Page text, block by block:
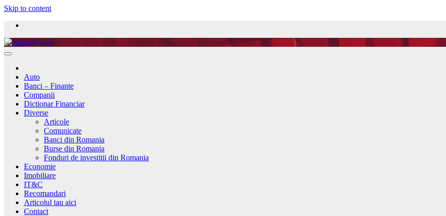
Skip to content
Auto
Banci – Finante
Companii
Dictionar Financiar
Diverse
Articole
Comunicate
Banci din Romania
Burse din Romania
Fonduri de investitii din Romania
Economie
Imobiliare
IT&C
Recomandari
Articolul tau aici
Contact